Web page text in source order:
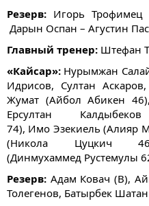
Резерв: Игорь Трофимец
Дарын Оспан – Агустин
Главный тренер: Штефан
«Кайсар»: Нурымжан
Идрисов​, Султан
Жумат (Айбол Абикен
Ерсултан
74), Имо Эзекиель (Алияр
(Никола Цуцкич
(Динмухаммед Рустемулы
Резерв: Адам Ковач (В),
Толегенов, Батырбек